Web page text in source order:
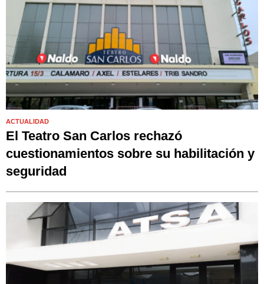
ACTUALIDAD
El Teatro San Carlos rechazó
cuestionamientos sobre su habilitación y
seguridad